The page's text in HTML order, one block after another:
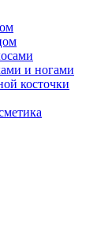
и ногами
косточки